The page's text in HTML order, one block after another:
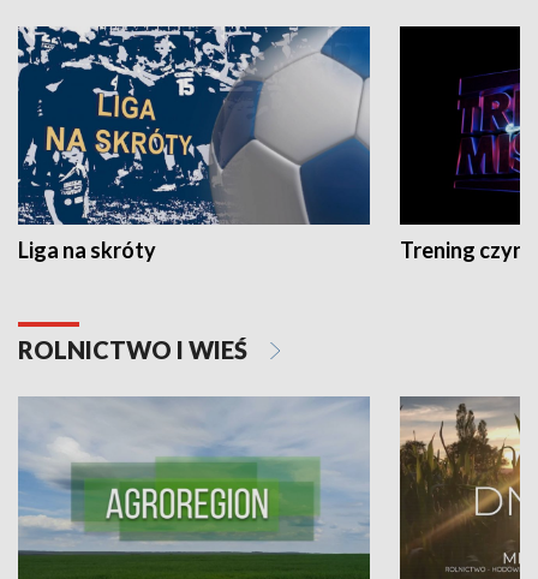
Liga na skróty Trening czyni
ROLNICTWO I WIEŚ